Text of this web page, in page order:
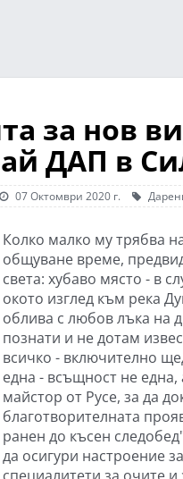
за нов
ДАП в
07 Октомври 2020 г.
Колко малко му трябва
общуване време,
света: хубаво място - в
окото изглед към река
облива с любов лъка на
познати и не дотам
всичко - включително
една - всъщност не
майстор от Русе, за да
благотворителната
ранен до късен
да осигури настроение
специалитети за очите